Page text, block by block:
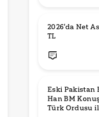
2026'da Net
TL
Eski Pakistan
Han BM
Türk Ordusu